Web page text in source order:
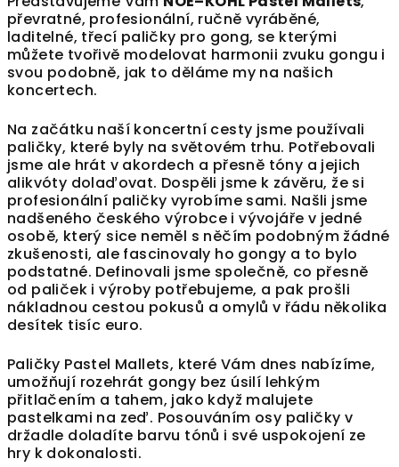
převratné, profesionální, ručně vyráběné,
laditelné, třecí paličky pro gong, se kterými
můžete tvořivě modelovat harmonii zvuku gongu i
svou podobně, jak to děláme my na našich
koncertech.
Na začátku naší koncertní cesty jsme používali
paličky, které byly na světovém trhu. Potřebovali
jsme ale hrát v akordech a přesně tóny a jejich
alikvóty dolaďovat. Dospěli jsme k závěru, že si
profesionální paličky vyrobíme sami. Našli jsme
nadšeného českého výrobce i vývojáře v jedné
osobě, který sice neměl s něčím podobným žádné
zkušenosti, ale fascinovaly ho gongy a to bylo
podstatné. Definovali jsme společně, co přesně
od paliček i výroby potřebujeme, a pak prošli
nákladnou cestou pokusů a omylů v řádu několika
desítek tisíc euro.
Paličky Pastel Mallets, které Vám dnes nabízíme,
umožňují rozehrát gongy bez úsilí lehkým
přitlačením a tahem, jako když malujete
pastelkami na zeď. Posouváním osy paličky v
držadle doladíte barvu tónů i své uspokojení ze
hry k dokonalosti.